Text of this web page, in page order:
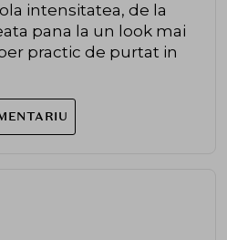
intensitatea, de la
pana la un look mai
practic de purtat in